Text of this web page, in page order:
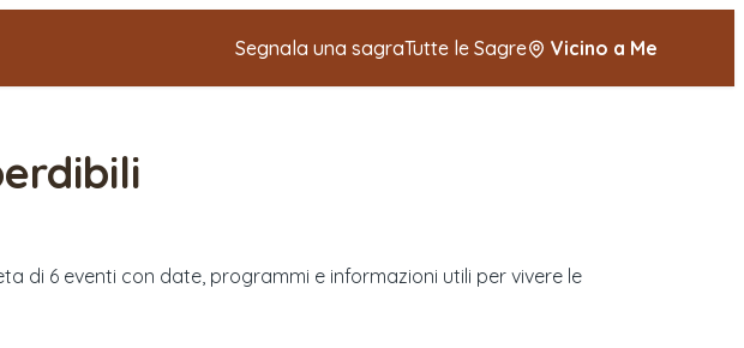
Segnala una sagraTutte le Sagre Vicino a Me
di 6 eventi con date, programmi e informazioni utili per vivere le